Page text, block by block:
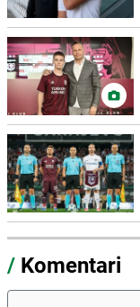
/ Komentari